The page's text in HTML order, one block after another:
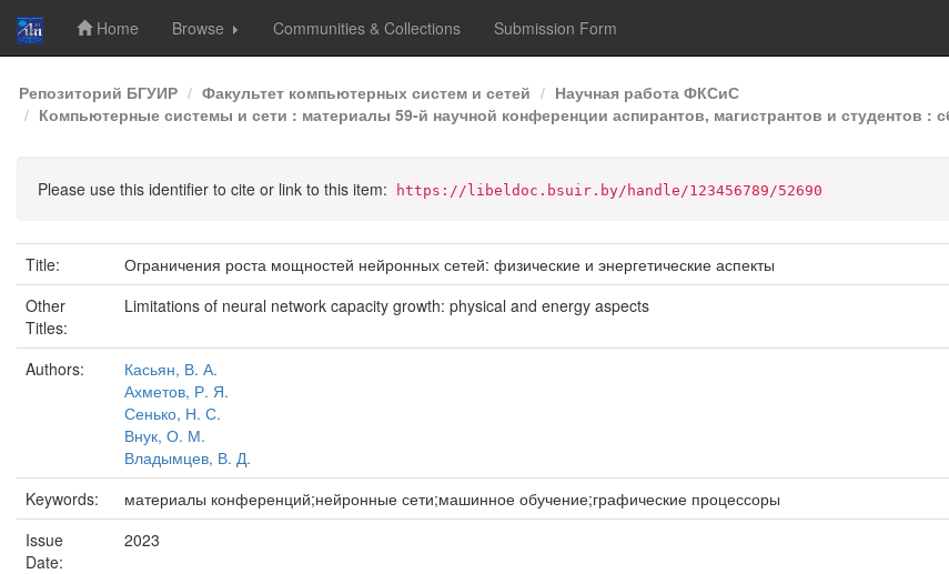
Skip
navigation
Home Browse Communities & Collections Submission Form
Репозиторий БГУИР Факультет компьютерных систем и сетей
Научная работа ФКСиС
Компьютерные системы и сети : материалы 59-й научной конференции аспирантов, магистрантов и студентов :
Please use this identifier to cite or link to this item: https://libeldoc.bsuir.by/handle/123456789/52690
Title:
Ограничения роста мощностей нейронных сетей: физические и энергетические аспекты
Other
Titles:
Limitations of neural network capacity growth: physical and energy aspects
Authors:
Касьян, В. А.
Ахметов, Р. Я.
Сенько, Н. С.
Внук, О. М.
Владымцев, В. Д.
Keywords:
материалы конференций;нейронные сети;машинное обучение;графические процессоры
Issue
Date:
2023